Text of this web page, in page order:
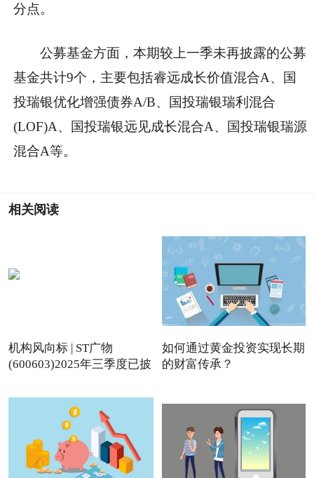
分点。
公募基金方面，本期较上一季未再披露的公募
基金共计9个，主要包括睿远成长价值混合A、国
投瑞银优化增强债券A/B、国投瑞银瑞利混合
(LOF)A、国投瑞银远见成长混合A、国投瑞银瑞源
混合A等。
相关阅读
机构风向标 | ST广物
(600603)2025年三季度已披
如何通过黄金投资实现长期
的财富传承？